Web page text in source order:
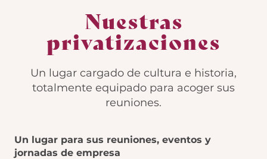
Nuestras
privatizaciones
Un lugar cargado de cultura e historia,
totalmente equipado para acoger sus
reuniones.
Un lugar para sus reuniones, eventos y
jornadas de empresa